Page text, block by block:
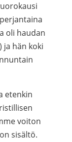
oli haudan
ja hän koki
etenkin
voiton
sisältö.